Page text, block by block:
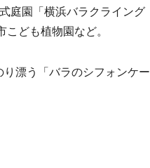
庭園「横浜バラクライング
ども植物園など。
漂う「バラのシフォンケー